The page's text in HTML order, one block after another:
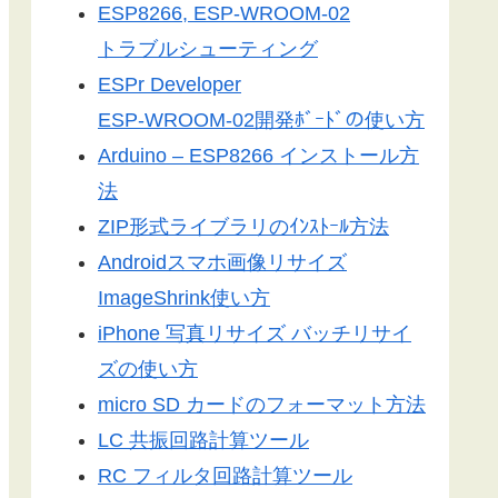
ESP8266, ESP-WROOM-02
トラブルシューティング
ESPr Developer
ESP-WROOM-02開発ﾎﾞｰﾄﾞの使い方
Arduino – ESP8266 インストール方
法
ZIP形式ライブラリのｲﾝｽﾄｰﾙ方法
Androidスマホ画像リサイズ
ImageShrink使い方
iPhone 写真リサイズ バッチリサイ
ズの使い方
micro SD カードのフォーマット方法
LC 共振回路計算ツール
RC フィルタ回路計算ツール